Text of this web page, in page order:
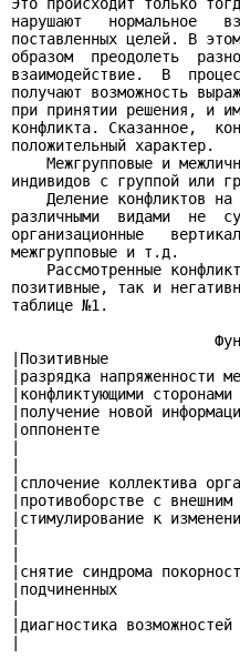
нарушают   нормальное
поставленных целей. В
образом  преодолеть
взаимодействие.  В
получают возможность
при принятии решения, и
конфликта. Сказанное,
положительный характер.
Межгрупповые и
индивидов с группой или
Деление конфликтов
различными  видами  не
организационные
межгрупповые и т.д.
Рассмотренные
позитивные, так и
таблице №1.
|Позитивные
|разрядка
|конфликтующими
|получение новой
|оппоненте
|
|
|сплочение коллектива
|противоборстве с
|стимулирование к
|
|
|снятие синдрома
|подчиненных
|
|диагностика
|